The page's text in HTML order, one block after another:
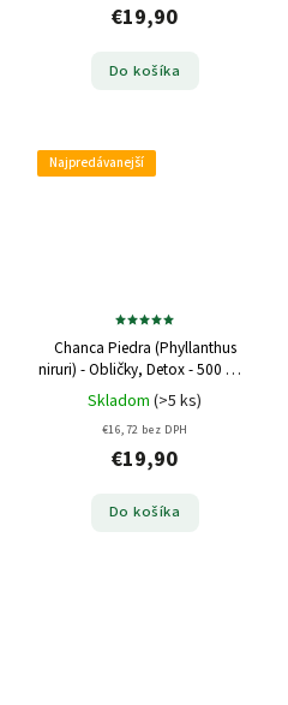
€19,90
Do košíka
Najpredávanejší
Chanca Piedra (Phyllanthus
niruri) - Obličky, Detox - 500 mg,
60 kapsúl
Skladom (>5 ks)
€16,72 bez DPH
€19,90
Do košíka